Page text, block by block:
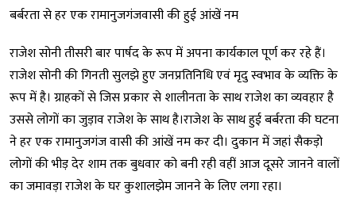
बर्बरता से हर एक रामानुजगंजवासी की हुई आंखें नम
राजेश सोनी तीसरी बार पार्षद के रूप में अपना कार्यकाल पूर्ण कर रहे हैं।
राजेश सोनी की गिनती सुलझे हुए जनप्रतिनिधि एवं मृदु स्वभाव के व्यक्ति के
रूप में है। ग्राहकों से जिस प्रकार से शालीनता के साथ राजेश का व्यवहार है
उससे लोगों का जुड़ाव राजेश के साथ है।राजेश के साथ हुई बर्बरता की घटना
ने हर एक रामानुजगंज वासी की आंखें नम कर दी। दुकान में जहां सैकड़ो
लोगों की भीड़ देर शाम तक बुधवार को बनी रही वहीं आज दूसरे जानने वालों
का जमावड़ा राजेश के घर कुशालझेम जानने के लिए लगा रहा।